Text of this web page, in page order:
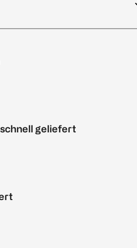
geliefert